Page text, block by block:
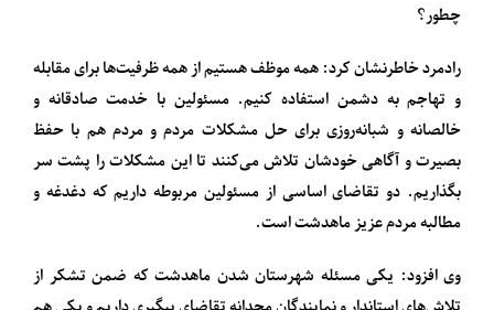
چطور؟
رادمرد خاطرنشان کرد: همه موظف هستیم از همه ظرفیت‌ها برای مقابله
و تهاجم به دشمن استفاده کنیم. مسئولین با خدمت صادقانه و
خالصانه و شبانه‌روزی برای حل مشکلات مردم و مردم هم با حفظ
بصیرت و آگاهی خودشان تلاش می‌کنند تا این مشکلات را پشت سر
بگذاریم. دو تقاضای اساسی از مسئولین مربوطه داریم که دغدغه و
مطالبه مردم عزیز ماهدشت است.
وی افزود: یکی مسئله شهرستان شدن ماهدشت که ضمن تشکر از